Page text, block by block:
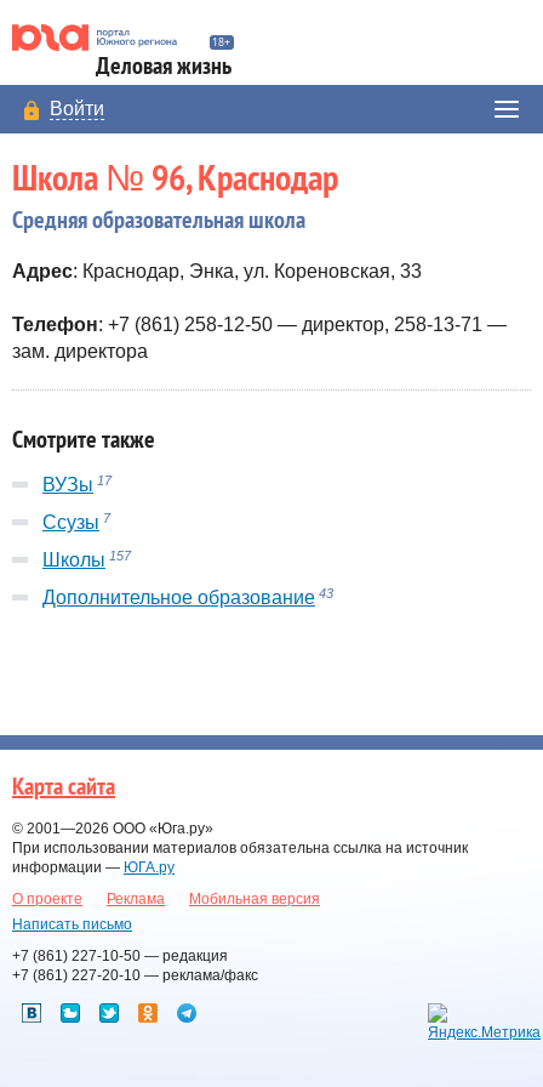
Деловая жизнь
Войти
Школа № 96, Краснодар
Средняя образовательная школа
Адрес: Краснодар, Энка, ул. Кореновская, 33
Телефон: +7 (861) 258-12-50 — директор, 258-13-71 —
зам. директора
Смотрите также
ВУЗы 17
Ссузы 7
Школы 157
Дополнительное образование 43
Карта сайта
© 2001—2026 ООО «Юга.ру»
При использовании материалов обязательна ссылка на источник
информации — ЮГА.ру
О проекте
Реклама
Мобильная версия
Написать письмо
+7 (861) 227-10-50 — редакция
+7 (861) 227-20-10 — реклама/факс